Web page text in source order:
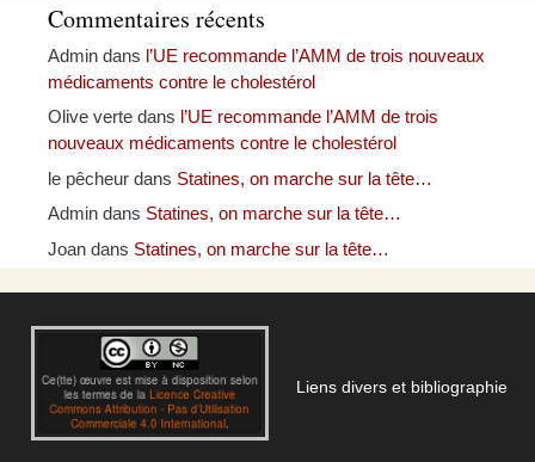
Commentaires récents
Admin dans l’UE recommande l’AMM de trois nouveaux
médicaments contre le cholestérol
Olive verte dans l’UE recommande l’AMM de trois
nouveaux médicaments contre le cholestérol
le pêcheur dans Statines, on marche sur la tête…
Admin dans Statines, on marche sur la tête…
Joan dans Statines, on marche sur la tête…
Liens divers et bibliographie